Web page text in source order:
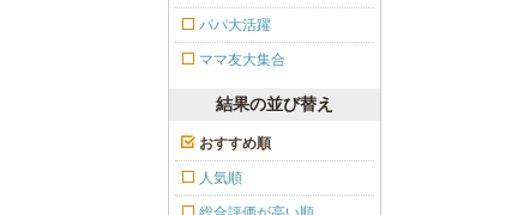
パパ大活躍
ママ友大集合
結果の並び替え
おすすめ順
人気順